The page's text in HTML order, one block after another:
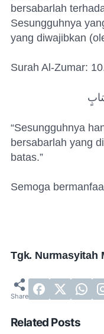
bersabarlah
Sesungguhnya
yang diwajibkan
Surah Al-Zumar:
“Sesungguhnya
bersabarlah yang
batas.”
Semoga
Tgk. Nurmasyitah
Related Posts